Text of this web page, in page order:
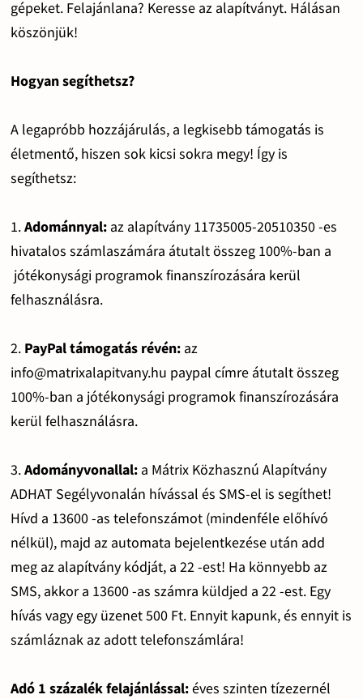
gépeket. Felajánlana? Keresse az alapítványt. Hálásan
köszönjük!
Hogyan segíthetsz?
A legapróbb hozzájárulás, a legkisebb támogatás is
életmentő, hiszen sok kicsi sokra megy! Így is
segíthetsz:
1.Adománnyal: az alapítvány 11735005-20510350 -es
hivatalos számlaszámára átutalt összeg 100%-ban a
jótékonysági programok finanszírozására kerül
felhasználásra.
2. PayPal támogatás révén: az
info@matrixalapitvany.hu paypal címre átutalt összeg
100%-ban a jótékonysági programok finanszírozására
kerül felhasználásra.
3.Adományvonallal:a Mátrix Közhasznú Alapítvány
ADHAT Segélyvonalán hívással és SMS-el is segíthet!
Hívd a 13600 -as telefonszámot (mindenféle előhívó
nélkül), majd az automata bejelentkezése után add
meg az alapítvány kódját, a 22 -est! Ha könnyebb az
SMS, akkor a 13600 -as számra küldjed a 22 -est. Egy
hívás vagy egy üzenet 500 Ft. Ennyit kapunk, és ennyit is
számláznak az adott telefonszámlára!
Adó 1 százalék felajánlással:éves szinten tízezernél